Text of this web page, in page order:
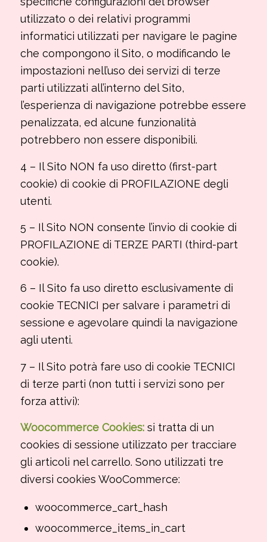
utilizzato o dei relativi programmi
informatici utilizzati per navigare le pagine
che compongono il Sito, o modificando le
impostazioni nell’uso dei servizi di terze
parti utilizzati all’interno del Sito,
l’esperienza di navigazione potrebbe essere
penalizzata, ed alcune funzionalità
potrebbero non essere disponibili.
4 – Il Sito NON fa uso diretto (first-part
cookie) di cookie di PROFILAZIONE degli
utenti.
5 – Il Sito NON consente l’invio di cookie di
PROFILAZIONE di TERZE PARTI (third-part
cookie).
6 – Il Sito fa uso diretto esclusivamente di
cookie TECNICI per salvare i parametri di
sessione e agevolare quindi la navigazione
agli utenti.
7 – Il Sito potrà fare uso di cookie TECNICI
di terze parti (non tutti i servizi sono per
forza attivi):
Woocommerce Cookies: si tratta di un
cookies di sessione utilizzato per tracciare
gli articoli nel carrello. Sono utilizzati tre
diversi cookies WooCommerce:
woocommerce_cart_hash
woocommerce_items_in_cart